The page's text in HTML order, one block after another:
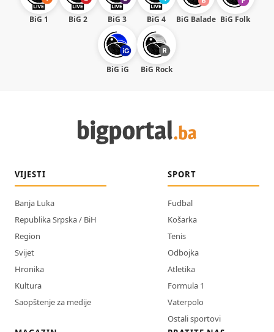
BiG 1 BiG 2 BiG 3 BiG 4 BiG Balade BiG Folk
BiG iG BiG Rock
VIJESTI
Banja Luka
Republika Srpska / BiH
Region
Svijet
Hronika
Kultura
Saopštenje za medije
SPORT
Fudbal
Košarka
Tenis
Odbojka
Atletika
Formula 1
Vaterpolo
Ostali sportovi